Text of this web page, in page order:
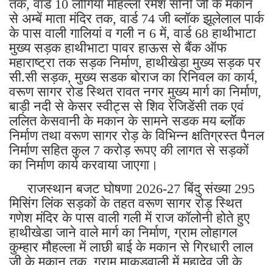
तक, वार्ड 10 लौगिया मौहल्ला रमेश सोनी जी के मकान
से अम्बें माता मंदिर तक, वार्ड 74 जी ब्लॉक झूलेलाल पार्क
के पास वाली गालियां व गली न 6 में, वार्ड 68 हाथीभाटा
मुख्य सड़क हाथीभाटा पावर हाऊस से बैंक ऑफ
महाराष्ट्रा तक सड़क निर्माण, हाथीखेड़ा मुख्य सड़क पर
सी.सी सड़क, मुख्य सडक बोराज का रिनिवल का कार्य,
वरूण सागर रोड स्थित रावत नगर मुख्य मार्ग का निर्माण,
बाड़ी नदी से केसर स्वीट्स से शिव रेजिडेंसी तक एवं
ललित केसवानी के मकान के सामने सडक मय ब्लॉॅक
निर्माण तथा वरूण सागर रोड़ के विभिन्न क्षतिग्रस्त पैनल
निर्माण सहित कुल 7 करोड़ रूपए की लागत से सड़कों
का निर्माण कार्य करवाया जाएगा।
राजस्थान बजट घोषणा 2026-27 बिंदु संख्या 295
मिसिंग लिंक सड़कों के तहत वरूण सागर रोड़ स्थित
गणेश मंदिर के पास वाली गली में राज कॉलोनी होते हुए
हाथीखेडा जाने वाले मार्ग का निर्माण, ग्राम लोहागल
कुम्हार मौहल्ला में लाछी बाई के मकान से गिरधारी लाल
जी के मकान तक, ग्राम माकडवाली में महादेव जी के